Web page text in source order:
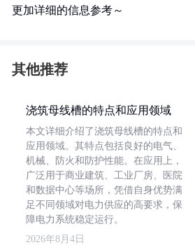
更加详细的信息参考～
其他推荐
浇筑母线槽的特点和应用领域
本文详细介绍了浇筑母线槽的特点和
应用领域。其特点包括良好的电气、
机械、防火和防护性能。在应用上，
广泛用于商业建筑、工业厂房、医院
和数据中心等场所，凭借自身优势满
足不同领域对电力供应的高要求，保
障电力系统稳定运行。
2026年8月4日